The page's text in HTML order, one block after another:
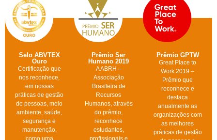
Selo ABVTEX
Ouro
Certificação que
nos reconhece,
em nossas
práticas de gestão
de pessoas, meio
ambiente, saúde,
segurança e
manutenção,
como uma
Prêmio Ser
Humano 2019
A ABRH –
Associação
Brasileira de
Recursos
Humanos, através
do prêmio,
reconhece
estudantes,
profissionais e
Prêmio GPTW
Great Place to
Work 2019 –
Prêmio que
reconhece e
destaca
anualmente as
organizações com
as melhores
práticas de gestão